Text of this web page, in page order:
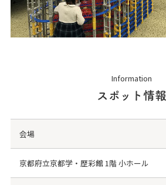
Information
スポット情報
会場
京都府立京都学・歴彩館 1階 小ホール